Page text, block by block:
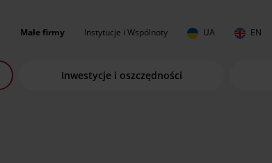
Małe firmy Instytucje i Wspólnoty UA EN
Inwestycje i oszczędności